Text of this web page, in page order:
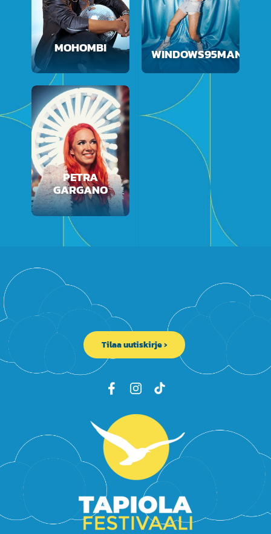
MOHOMBI WINDOWS95MAN
PETRA
GARGANO
Tilaa uutiskirje ›